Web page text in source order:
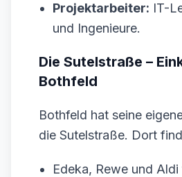
Projektarbeiter: IT-
und Ingenieure.
Die Sutelstraße –
Bothfeld
Bothfeld hat seine
die Sutelstraße. Dort
Edeka, Rewe und